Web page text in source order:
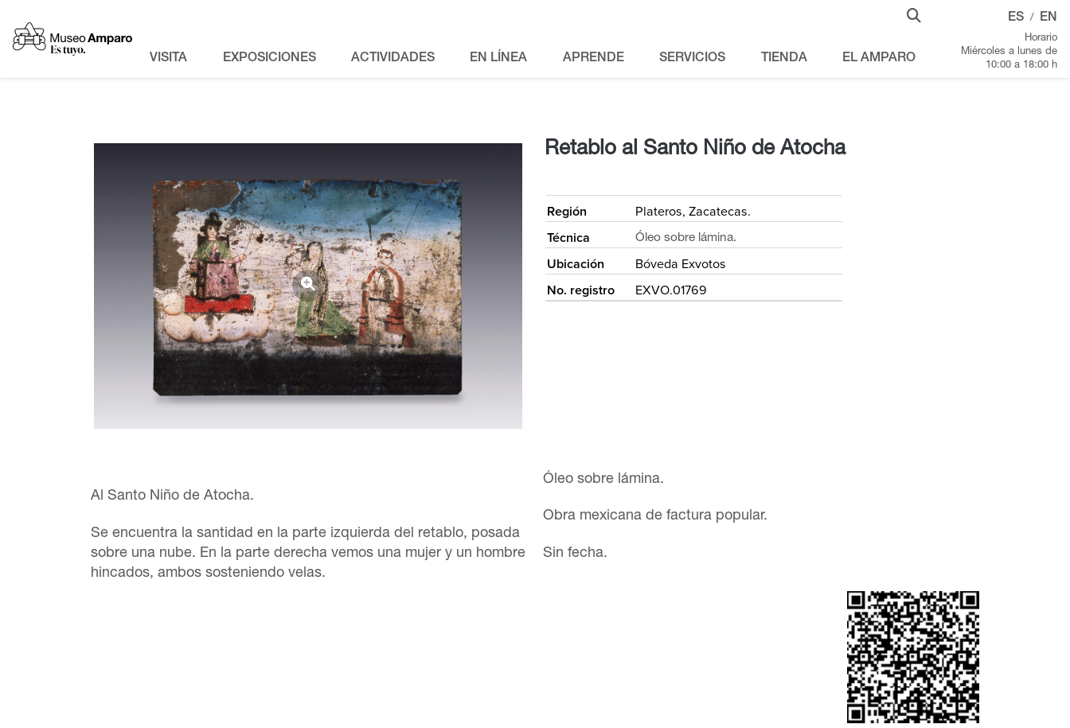
VISITA EXPOSICIONES ACTIVIDADES EN LÍNEA APRENDE SERVICIOS TIENDA EL AMPARO
ES / EN
Horario
Miércoles a lunes de
10:00 a 18:00 h
Retablo al Santo Niño de Atocha
Región
Plateros, Zacatecas.
Técnica
Óleo sobre lámina.
Ubicación
Bóveda Exvotos
No. registro
EXVO.01769
Al Santo Niño de Atocha.
Se encuentra la santidad en la parte izquierda del retablo, posada
sobre una nube. En la parte derecha vemos una mujer y un hombre
hincados, ambos sosteniendo velas.
Óleo sobre lámina.
Obra mexicana de factura popular.
Sin fecha.